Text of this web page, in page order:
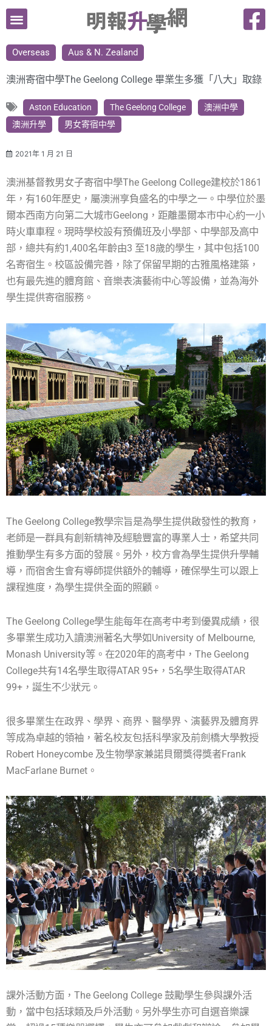
跳
要
內
Overseas Aus & N. Zealand
澳洲寄宿中學The Geelong College 畢業生多獲「八大」取錄
Aston Education The Geelong College
澳洲中學
澳洲升學
男女寄宿中學
2021年 1 月 21 日
澳洲基督教男女子寄宿中學The Geelong College建校於1861
年，有160年歷史，屬澳洲享負盛名的中學之一。中學位於墨
爾本西南方向第二大城市Geelong，距離墨爾本市中心約一小
時火車車程。現時學校設有預備班及小學部、中學部及高中
部，總共有約1,400名年齡由3 至18歲的學生，其中包括100
名寄宿生。校區設備完善，除了保留早期的古雅風格建築，
也有最先進的體育館、音樂表演藝術中心等設備，並為海外
學生提供寄宿服務。
The Geelong College教學宗旨是為學生提供啟發性的教育，
老師是一群具有創新精神及經驗豐富的專業人士，希望共同
推動學生有多方面的發展。另外，校方會為學生提供升學輔
導，而宿舍生會有導師提供額外的輔導，確保學生可以跟上
課程進度，為學生提供全面的照顧。
The Geelong College學生能每年在高考中考到優異成績，很
多畢業生成功入讀澳洲著名大學如University of Melbourne,
Monash University等。在2020年的高考中，The Geelong
College共有14名學生取得ATAR 95+，5名學生取得ATAR
99+，誕生不少狀元。
很多畢業生在政界、學界、商界、醫學界、演藝界及體育界
等成為卓越的領袖，著名校友包括科學家及前劍橋大學教授
Robert Honeycombe 及生物學家兼諾貝爾獎得獎者Frank
MacFarlane Burnet。
課外活動方面，The Geelong College 鼓勵學生參與課外活
動，當中包括球類及戶外活動。另外學生亦可自選音樂課